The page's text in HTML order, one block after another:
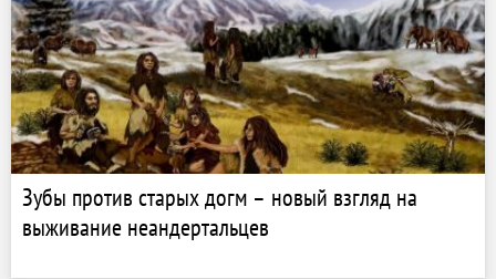
Зубы против старых догм – новый взгляд на
выживание неандертальцев